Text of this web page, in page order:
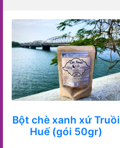
Bột chè xanh xứ Truồi
Huế (gói 50gr)